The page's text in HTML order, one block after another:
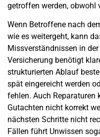
getroffen werden, obwohl
Wenn Betroffene nach
wie es weitergeht, kann
Missverständnissen in
Versicherung benötigt
strukturierten Ablauf
spät eingereicht werden
fehlen. Auch Reparaturen
Gutachten nicht korrekt
nächsten Schritte nicht
Fällen führt Unwissen